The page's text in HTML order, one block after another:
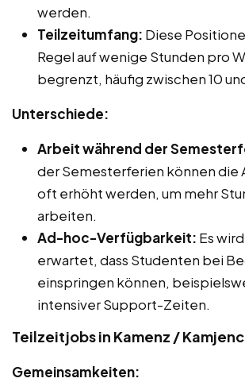
werden.
Teilzeitumfang: Diese
Regel auf wenige Stunden pro
begrenzt, häufig zwischen 10
Unterschiede:
Arbeit während der
der Semesterferien können die
oft erhöht werden, um mehr
arbeiten.
Ad-hoc-Verfügbarkeit: Es
erwartet, dass Studenten bei
einspringen können,
intensiver Support-Zeiten.
Teilzeitjobs in Kamenz /
Gemeinsamkeiten: